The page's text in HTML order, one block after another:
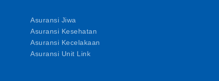
Asuransi Jiwa
Asuransi Kesehatan
Asuransi Kecelakaan
Asuransi Unit Link